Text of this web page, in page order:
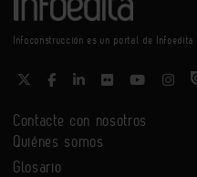
Infoconstrucción es un portal de Infoedita
Contacte con nosotros
Quiénes somos
Glosario